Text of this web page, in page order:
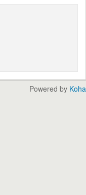
Powered by Koha